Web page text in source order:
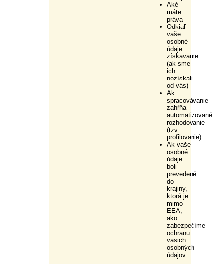
Aké
máte
práva
Odkiaľ
vaše
osobné
údaje
získavame
(ak sme
ich
nezískali
od vás)
Ak
spracovávanie
zahŕňa
automatizované
rozhodovanie
(tzv.
profilovanie)
Ak vaše
osobné
údaje
boli
prevedené
do
krajiny,
ktorá je
mimo
EEA,
ako
zabezpečíme
ochranu
vašich
osobných
údajov.